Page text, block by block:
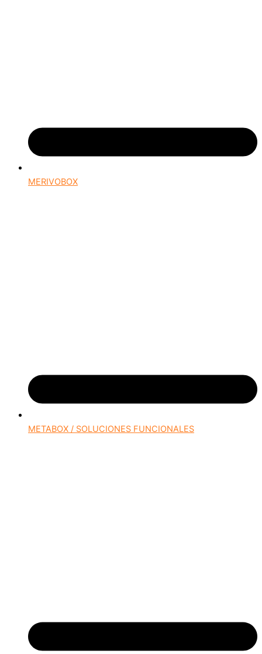
MERIVOBOX
METABOX / SOLUCIONES FUNCIONALES